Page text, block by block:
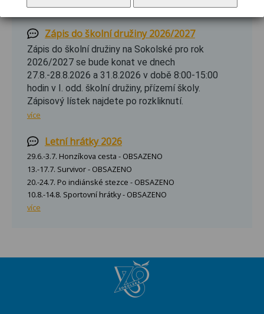
více
Zápis do školní družiny 2026/2027
Zápis do školní družiny na Sokolské pro rok
2026/2027 se bude konat ve dnech
27.8.-28.8.2026 a 31.8.2026 v době 8:00-15:00
hodin v I. odd. školní družiny, přízemí školy.
Zápisový lístek najdete po rozkliknutí.
více
Letní hrátky 2026
29.6.-3.7. Honzíkova cesta - OBSAZENO
13.-17.7. Survivor - OBSAZENO
20.-24.7. Po indiánské stezce - OBSAZENO
10.8.-14.8. Sportovní hrátky - OBSAZENO
více